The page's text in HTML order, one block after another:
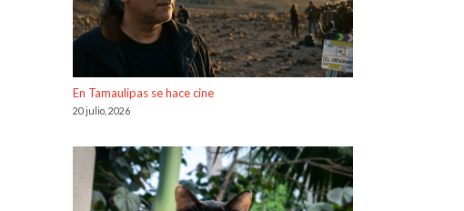
En Tamaulipas se hace cine
20 julio, 2026